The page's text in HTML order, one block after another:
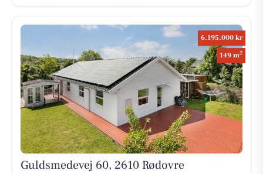
6.195.000 kr
149 m2
Guldsmedevej 60, 2610 Rødovre